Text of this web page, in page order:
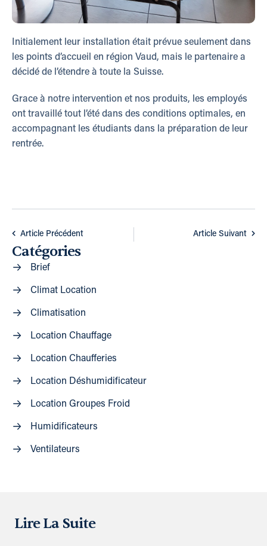
Initialement leur installation était prévue seulement dans
les points d’accueil en région Vaud, mais le partenaire a
décidé de l’étendre à toute la Suisse.
Grace à notre intervention et nos produits, les employés
ont travaillé tout l’été dans des conditions optimales, en
accompagnant les étudiants dans la préparation de leur
rentrée.
Article Précédent Article Suivant
Catégories
Brief
Climat Location
Climatisation
Location Chauffage
Location Chaufferies
Location Déshumidificateur
Location Groupes Froid
Humidificateurs
Ventilateurs
Lire La Suite